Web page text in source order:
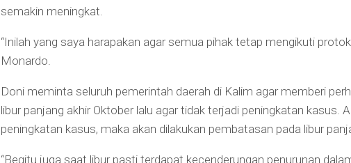
semakin meningkat.
“Inilah yang saya harapakan agar semua pihak tetap mengikuti
Monardo.
Doni meminta seluruh pemerintah daerah di Kalim agar memberi
libur panjang akhir Oktober lalu agar tidak terjadi peningkatan kasus.
peningkatan kasus, maka akan dilakukan pembatasan pada libur
“Begitu juga saat libur pasti terdapat kecenderungan penurunan